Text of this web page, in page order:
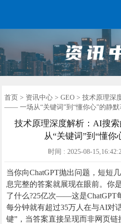
首页
GEO常见
GEO优化
海外GEO
网络营销
企业培训
软件开发
政策申报
资讯中心
关于我们
首页 > 资讯中心> GEO> 技术原理深
—— 一场从“关键词”到“懂你心”的静默
技术原理深度解析：AI搜
从“关键词”到“懂你
时间 : 2025-08-
当你向ChatGPT抛出问题，短短
息完整的答案就展现在眼前。你
了什么?25亿次——这是ChatGPT
每分钟就有超过35万人在与AI对
键”，当答案直接呈现而非网页